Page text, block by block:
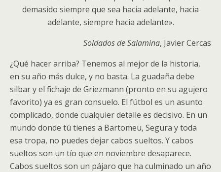
demasido siempre que sea hacia adelante, hacia
adelante, siempre hacia adelante».
Soldados de Salamina, Javier Cercas
¿Qué hacer arriba? Tenemos al mejor de la historia,
en su año más dulce, y no basta. La guadaña debe
silbar y el fichaje de Griezmann (pronto en su agujero
favorito) ya es gran consuelo. El fútbol es un asunto
complicado, donde cualquier detalle es decisivo. En un
mundo donde tú tienes a Bartomeu, Segura y toda
esa tropa, no puedes dejar cabos sueltos. Y cabos
sueltos son un tío que en noviembre desaparece.
Cabos sueltos son un pájaro que ha culminado un año